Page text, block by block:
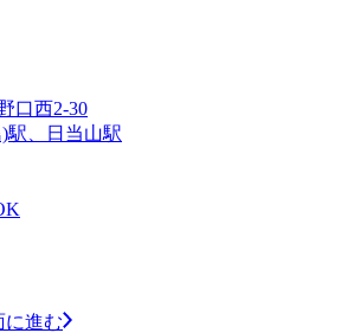
口西2-30
駅、日当山駅
に進む